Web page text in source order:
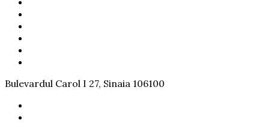
Bulevardul Carol I 27, Sinaia 106100